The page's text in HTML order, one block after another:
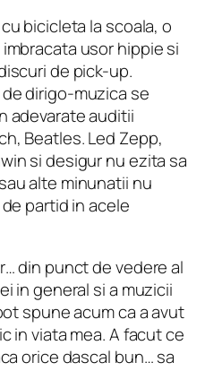
bicicleta la scoala, o
usor hippie si
de pick-up.
dirigo-muzica se
adevarate auditii
Beatles. Led Zepp,
si desigur nu ezita sa
alte minunatii nu
partid in acele
din punct de vedere al
in general si a muzicii
spune acum ca a avut
in viata mea. A facut ce
orice dascal bun… sa